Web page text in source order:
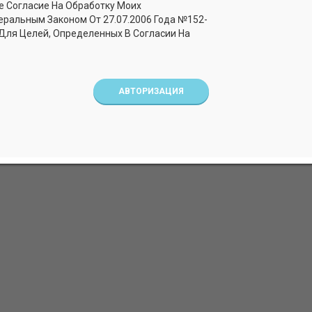
Рибана (95%
Бриджи для девочек. Рибана
Арт. БРЛГ_Фуксия
Согласие На Обработку Моих
Законом От 27.07.2006 Года №152-
Целей, Определенных В Согласии На
АВТОРИЗАЦИЯ